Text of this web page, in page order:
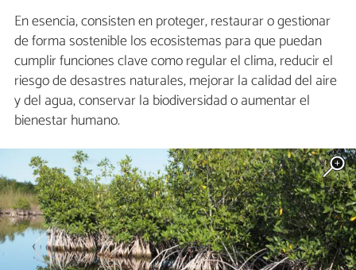
En esencia, consisten en proteger, restaurar o gestionar
de forma sostenible los ecosistemas para que puedan
cumplir funciones clave como regular el clima, reducir el
riesgo de desastres naturales, mejorar la calidad del aire
y del agua, conservar la biodiversidad o aumentar el
bienestar humano.